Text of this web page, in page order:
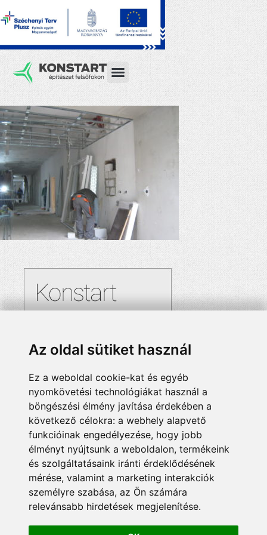
Az oldal sütiket használ
Ez a weboldal cookie-kat és egyéb
nyomkövetési technológiákat használ a
böngészési élmény javítása érdekében a
következő célokra: a webhely alapvető
funkcióinak engedélyezése, hogy jobb
élményt nyújtsunk a weboldalon, termékeink
és szolgáltatásaink iránti érdeklődésének
mérése, valamint a marketing interakciók
személyre szabása, az Ön számára
relevánsabb hirdetések megjelenítése.